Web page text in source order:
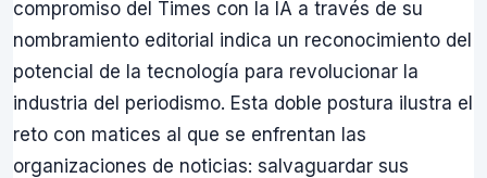
compromiso del Times con la IA a través de su
nombramiento editorial indica un reconocimiento del
potencial de la tecnología para revolucionar la
industria del periodismo. Esta doble postura ilustra el
reto con matices al que se enfrentan las
organizaciones de noticias: salvaguardar sus